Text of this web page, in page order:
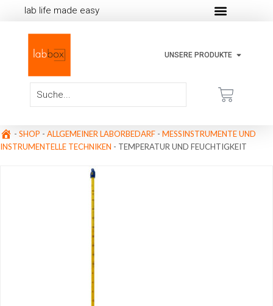
lab life made easy
UNSERE PRODUKTE
- SHOP - ALLGEMEINER LABORBEDARF - MESSINSTRUMENTE UND
INSTRUMENTELLE TECHNIKEN - TEMPERATUR UND FEUCHTIGKEIT